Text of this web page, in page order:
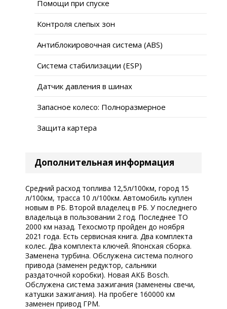
Помощи при спуске
Контроля слепых зон
Антиблокировочная система (ABS)
Система стабилизации (ESP)
Датчик давления в шинах
Запасное колесо: Полноразмерное
Защита картера
Дополнительная информация
Средний расход топлива 12,5л/100км, город 15
л/100км, трасса 10 л/100км. Автомобиль куплен
новым в РБ. Второй владелец в РБ. У последнего
владельца в пользовании 2 год. Последнее ТО
2000 км назад. Техосмотр пройден до ноября
2021 года. Есть сервисная книга. Два комплекта
колес. Два комплекта ключей. Японская сборка.
Заменена турбина. Обслужена система полного
привода (заменен редуктор, сальники
раздаточной коробки). Новая АКБ Bosch.
Обслужена система зажигания (заменены свечи,
катушки зажигания). На пробеге 160000 км
заменен привод ГРМ.